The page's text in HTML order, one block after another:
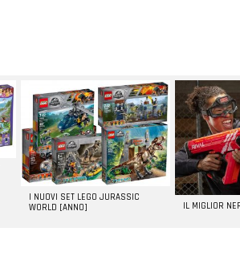
I NUOVI SET LEGO JURASSIC
WORLD [ANNO]
IL MIGLIOR